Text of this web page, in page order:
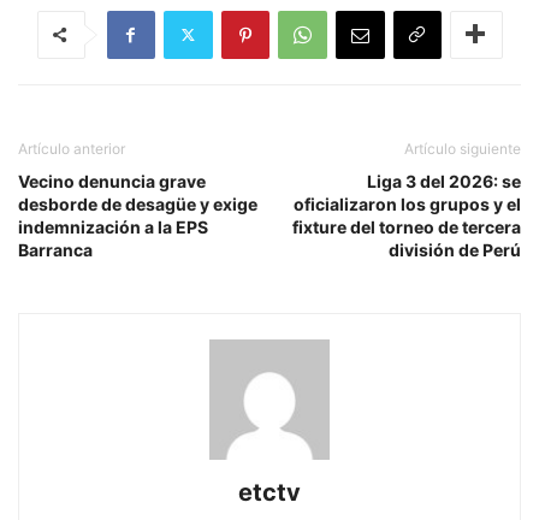
Artículo anterior
Vecino denuncia grave
desborde de desagüe y exige
indemnización a la EPS
Barranca
Artículo siguiente
Liga 3 del 2026: se
oficializaron los grupos y el
fixture del torneo de tercera
división de Perú
etctv